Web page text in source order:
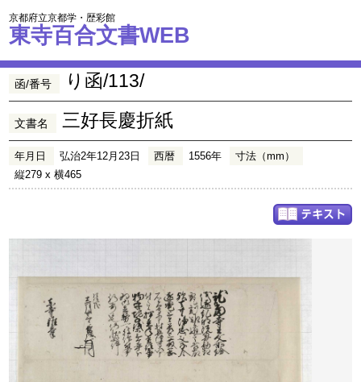
京都府立京都学・歴彩館
東寺百合文書WEB
函/番号 り函/113/
文書名 三好長慶折紙
年月日 弘治2年12月23日 西暦 1556年
寸法（mm）
縦279 x 横465